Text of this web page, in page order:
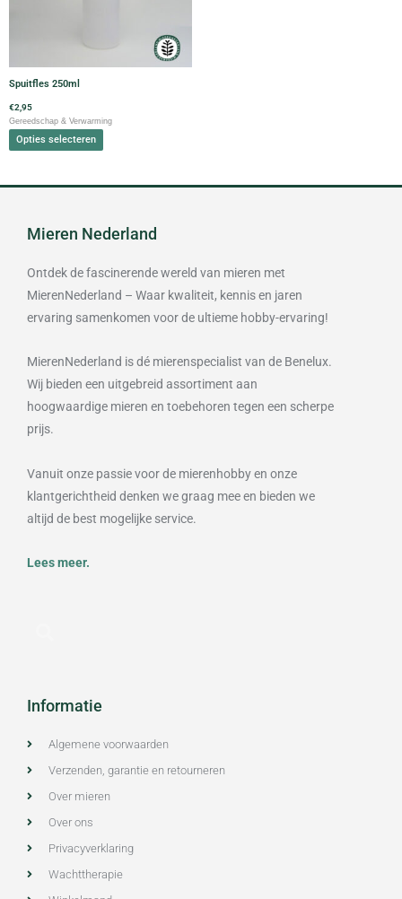
Spuitfles 250ml
€2,95
Gereedschap & Verwarming
Opties selecteren
op
productpagina
Mieren Nederland
Ontdek de fascinerende wereld van mieren met
MierenNederland – Waar kwaliteit, kennis en jaren
ervaring samenkomen voor de ultieme hobby-ervaring!
MierenNederland is dé mierenspecialist van de Benelux.
Wij bieden een uitgebreid assortiment aan
hoogwaardige mieren en toebehoren tegen een scherpe
prijs.
Vanuit onze passie voor de mierenhobby en onze
klantgerichtheid denken we graag mee en bieden we
altijd de best mogelijke service.
Lees meer.
Informatie
Algemene voorwaarden
Verzenden, garantie en retourneren
Over mieren
Over ons
Privacyverklaring
Wachttherapie